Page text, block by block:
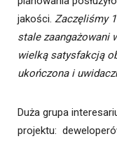
jakości. Zaczęliśmy
stale zaangażowani
wielką satysfakcją
ukończona i
Duża grupa
projektu: